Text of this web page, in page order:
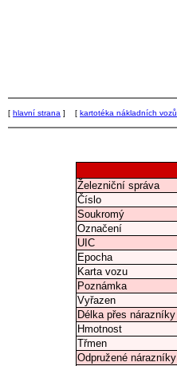
[ hlavní strana ] [ kartotéka nákladních vozů
Železniční správa
Číslo
Soukromý
Označení
UIC
Epocha
Karta vozu
Poznámka
Vyřazen
Délka přes nárazníky
Hmotnost
Třmen
Odpružené nárazníky